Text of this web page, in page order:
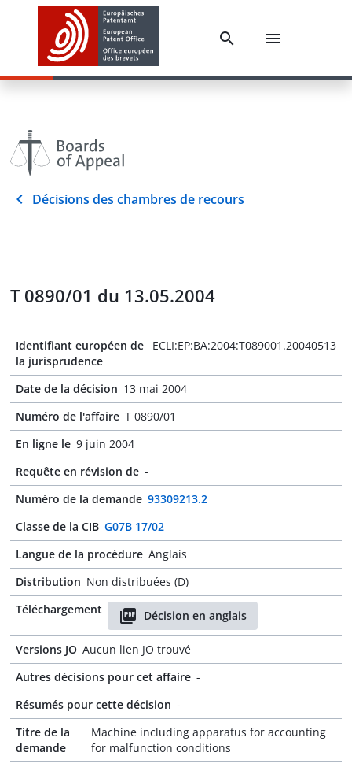
Décisions des chambres de recours
T 0890/01 du 13.05.2004
Identifiant européen de
la jurisprudence
ECLI:EP:BA:2004:T089001.20040513
Date de la décision 13 mai 2004
Numéro de l'affaire T 0890/01
En ligne le 9 juin 2004
Requête en révision de -
Numéro de la demande 93309213.2
Classe de la CIB G07B 17/02
Langue de la procédure Anglais
Distribution Non distribuées (D)
Téléchargement
Décision en anglais
Versions JO Aucun lien JO trouvé
Autres décisions pour cet affaire -
Résumés pour cette décision -
Titre de la
demande
Machine including apparatus for accounting
for malfunction conditions